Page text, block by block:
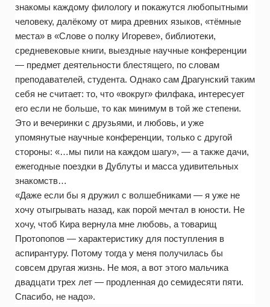
знакомы каждому филологу и покажутся любопытными
человеку, далёкому от мира древних языков, «тёмные
места» в «Слове о полку Игореве», библиотеки,
средневековые книги, выездные научные конференции
— предмет деятельности блестящего, по словам
преподавателей, студента. Однако сам Драгунский таким
себя не считает: то, что «вокруг» филфака, интересует
его если не больше, то как минимум в той же степени.
Это и вечеринки с друзьями, и любовь, и уже
упомянутые научные конференции, только с другой
стороны: «…мы пили на каждом шагу», — а также дачи,
ежегодные поездки в Дублуты и масса удивительных
знакомств…
«Даже если бы я дружил с волшебниками — я уже не
хочу отыгрывать назад, как порой мечтал в юности. Не
хочу, чтоб Кира вернула мне любовь, а товарищ
Протопопов — характеристику для поступления в
аспирантуру. Потому тогда у меня получилась бы
совсем другая жизнь. Не моя, а вот этого мальчика
двадцати трех лет — продленная до семидесяти пяти.
Спасибо, не надо».